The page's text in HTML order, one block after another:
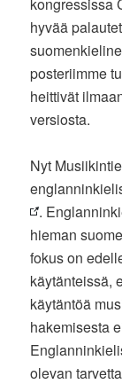
hyvää
posteriimme
heittivät
versiosta.
Nyt
.
hieman
fokus on
käytänteissä,
käytäntöä
hakemisesta
olevan